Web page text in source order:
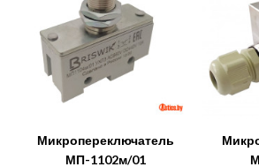
Микропереключатель
МП-1102м/01